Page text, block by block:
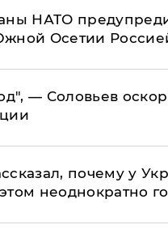
НАТО
Осетии
— Соловьев
почему у
неоднократно